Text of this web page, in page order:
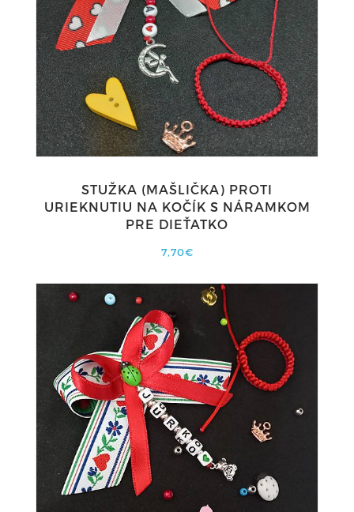
STUŽKA (MAŠLIČKA) PROTI
URIEKNUTIU NA KOČÍK S NÁRAMKOM
PRE DIEŤATKO
7,70€